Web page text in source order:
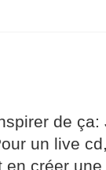
de
un live
créer